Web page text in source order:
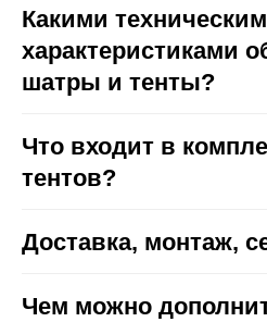
Какими
характеристиками
шатры и тенты?
Что входит в
тентов?
Доставка, монтаж,
Чем можно